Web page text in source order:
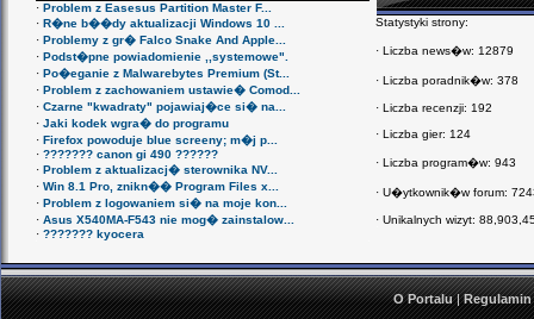
· Problem z Easesus Partition Master F...
· R�ne b��dy aktualizacji Windows 10 ...
· Problemy z gr� Falco Snake And Apple...
· Podst�pne powiadomienie ,,systemowe".
· Po�eganie z Malwarebytes Premium (St...
· Problem z zachowaniem ustawie� Comod...
· Czarne "kwadraty" pojawiaj�ce si� na...
· Jaki kodek wgra� do programu
· Firefox powoduje blue screeny; m�j p...
· ??????? canon gi 490 ??????
· Problem z aktualizacj� sterownika NV...
· Win 8.1 Pro, znikn�� Program Files x...
· Problem z logowaniem si� na moje kon...
· Asus X540MA-F543 nie mog� zainstalow...
· ??????? kyocera
Statystyki strony:
· Liczba news�w: 12879
· Liczba poradnik�w: 378
· Liczba recenzji: 192
· Liczba gier: 124
· Liczba program�w: 943
· U�ytkownik�w forum:
· Unikalnych wizyt:
O Portalu|Regulamin